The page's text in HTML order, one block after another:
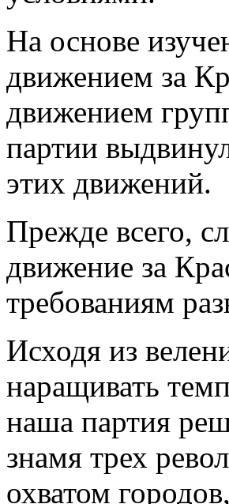
На основе
движением за
движением
партии
этих движений.
Прежде всего,
движение за
требованиям
Исходя из
наращивать
наша партия
знамя трех
охватом